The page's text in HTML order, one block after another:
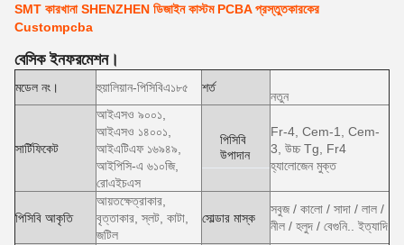
SMT কারখানা SHENZHEN ডিজাইন কাস্টম PCBA প্রস্তুতকারকের
Custompcba
বেসিক ইনফরমেশন।
মডেল নং। হুয়ালিয়ান-পিসিবিএ১৮৫ শর্ত
নতুন
সার্টিফিকেট
আইএসও ৯০০১,
আইএসও ১৪০০১,
আইএটিএফ ১৬৯৪৯,
আইপিসি-এ ৬১০জি,
রোএইচএস
পিসিবি
উপাদান
Fr-4, Cem-1, Cem-
3, উচ্চ Tg, Fr4
হ্যালোজেন মুক্ত
পিসিবি আকৃতি
আয়তক্ষেত্রাকার,
বৃত্তাকার, স্লট, কাটা,
জটিল
সোল্ডার মাস্ক
সবুজ / কালো / সাদা / লাল /
নীল / হলুদ / বেগুনি.. ইত্যাদি